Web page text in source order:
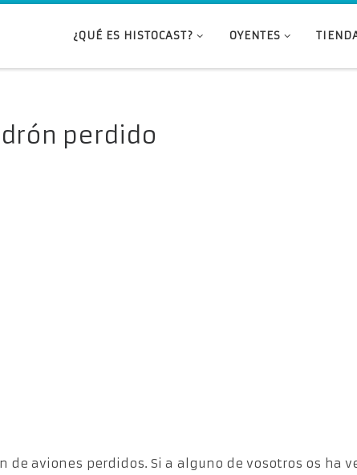
¿QUÉ ES HISTOCAST? OYENTES
perdido
aviones perdidos. Si a alguno de vosotros os ha